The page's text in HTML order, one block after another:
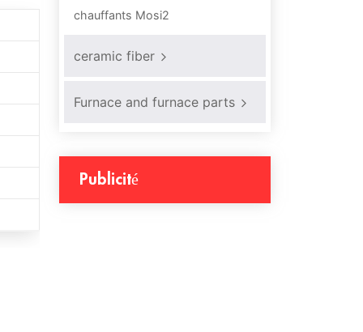
chauffants Mosi2
ceramic fiber
Furnace and furnace parts
Publicité